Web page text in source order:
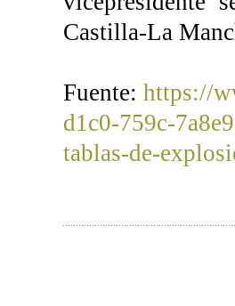
Castilla-La
Fuente: https://
d1c0-759c-
tablas-de-